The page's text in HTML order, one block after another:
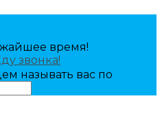
время!
звонка!
называть вас по